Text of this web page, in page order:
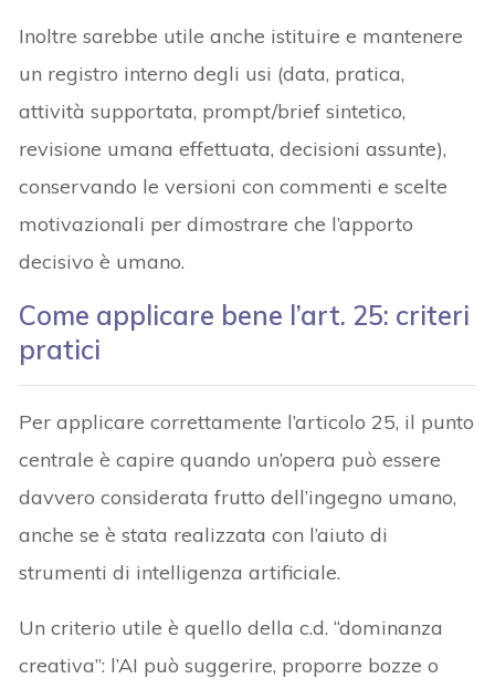
Inoltre sarebbe utile anche istituire e mantenere
un registro interno degli usi (data, pratica,
attività supportata, prompt/brief sintetico,
revisione umana effettuata, decisioni assunte),
conservando le versioni con commenti e scelte
motivazionali per dimostrare che l’apporto
decisivo è umano.
Come applicare bene l’art. 25: criteri
pratici
Per applicare correttamente l’articolo 25, il punto
centrale è capire quando un’opera può essere
davvero considerata frutto dell’ingegno umano,
anche se è stata realizzata con l’aiuto di
strumenti di intelligenza artificiale.
Un criterio utile è quello della c.d. “dominanza
creativa”: l’AI può suggerire, proporre bozze o